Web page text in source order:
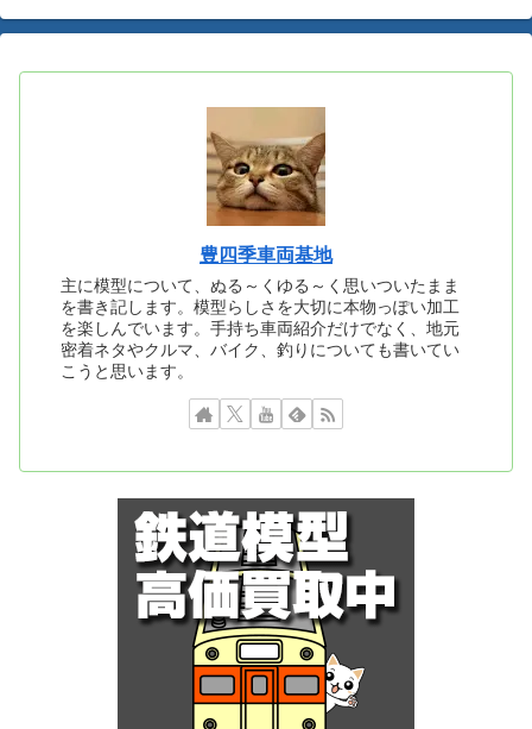
豊四季車両基地
主に模型について、ぬる～くゆる～く思いついたまま
を書き記します。模型らしさを大切に本物っぽい加工
を楽しんでいます。手持ち車両紹介だけでなく、地元
密着ネタやクルマ、バイク、釣りについても書いてい
こうと思います。